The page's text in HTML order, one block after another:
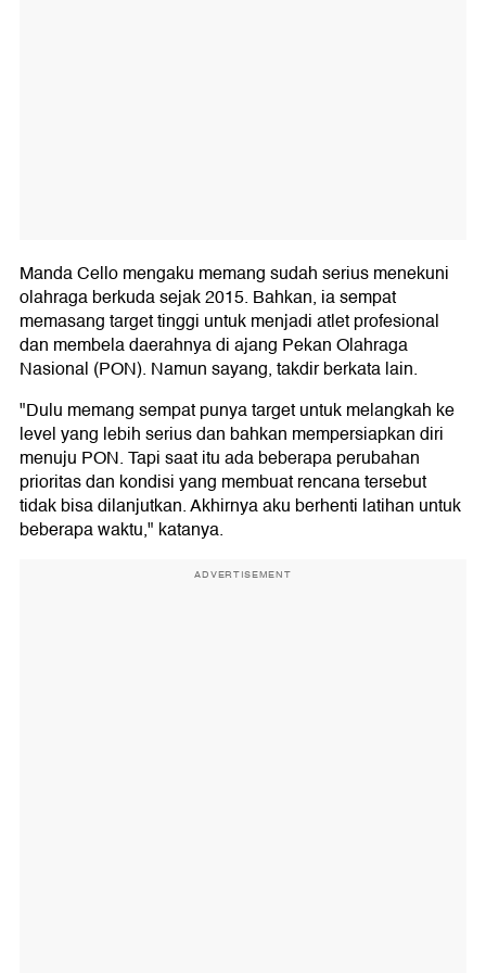
Manda Cello mengaku memang sudah serius menekuni
olahraga berkuda sejak 2015. Bahkan, ia sempat
memasang target tinggi untuk menjadi atlet profesional
dan membela daerahnya di ajang Pekan Olahraga
Nasional (PON). Namun sayang, takdir berkata lain.
"Dulu memang sempat punya target untuk melangkah ke
level yang lebih serius dan bahkan mempersiapkan diri
menuju PON. Tapi saat itu ada beberapa perubahan
prioritas dan kondisi yang membuat rencana tersebut
tidak bisa dilanjutkan. Akhirnya aku berhenti latihan untuk
beberapa waktu," katanya.
ADVERTISEMENT